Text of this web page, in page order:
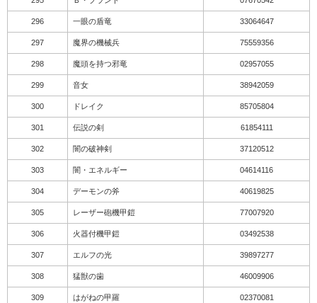
296 一眼の盾竜 33064647
297 魔界の機械兵 75559356
298 魔頭を持つ邪竜 02957055
299 音女 38942059
300 ドレイク 85705804
301 伝説の剣 61854111
302 闇の破神剣 37120512
303 闇・エネルギー 04614116
304 デーモンの斧 40619825
305 レーザー砲機甲鎧 77007920
306 火器付機甲鎧 03492538
307 エルフの光 39897277
308 猛獣の歯 46009906
309 はがねの甲羅 02370081